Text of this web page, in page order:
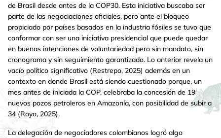
de Brasil desde antes de la COP30. Esta iniciativa buscaba ser
parte de las negociaciones oficiales, pero ante el bloqueo
propiciado por países basados en la industria fósiles se tuvo que
conformar con ser una iniciativa presidencial que puede quedar
en buenas intenciones de voluntariedad pero sin mandato, sin
cronograma y sin seguimiento garantizado. Lo anterior revela un
vacío político significativo (Restrepo, 2025) además en un
contexto en donde Brasil está siendo cuestionado porque, un
mes antes de iniciada la COP, celebraba la concesión de 19
nuevos pozos petroleros en Amazonía, con posibilidad de subir a
34 (Royo, 2025).
La delegación de negociadores colombianos logró algo